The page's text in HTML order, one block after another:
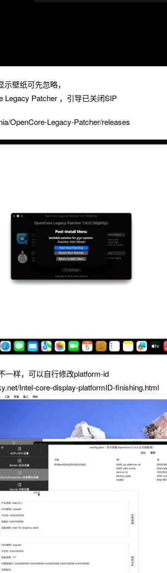
壁纸可先忽略，
Legacy Patcher ，引导已关闭SIP
OpenCore-Legacy-Patcher/releases
一样，可以自行修改platform-id
Intel-core-display-platformID-finishing.html